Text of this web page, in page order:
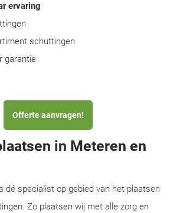
ervaring
schuttingen
garantie
Offerte aanvragen!
in Meteren en
dé specialist op gebied van het plaatsen
Zo plaatsen wij met alle zorg en